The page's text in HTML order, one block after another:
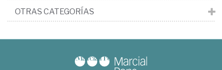
OTRAS CATEGORÍAS